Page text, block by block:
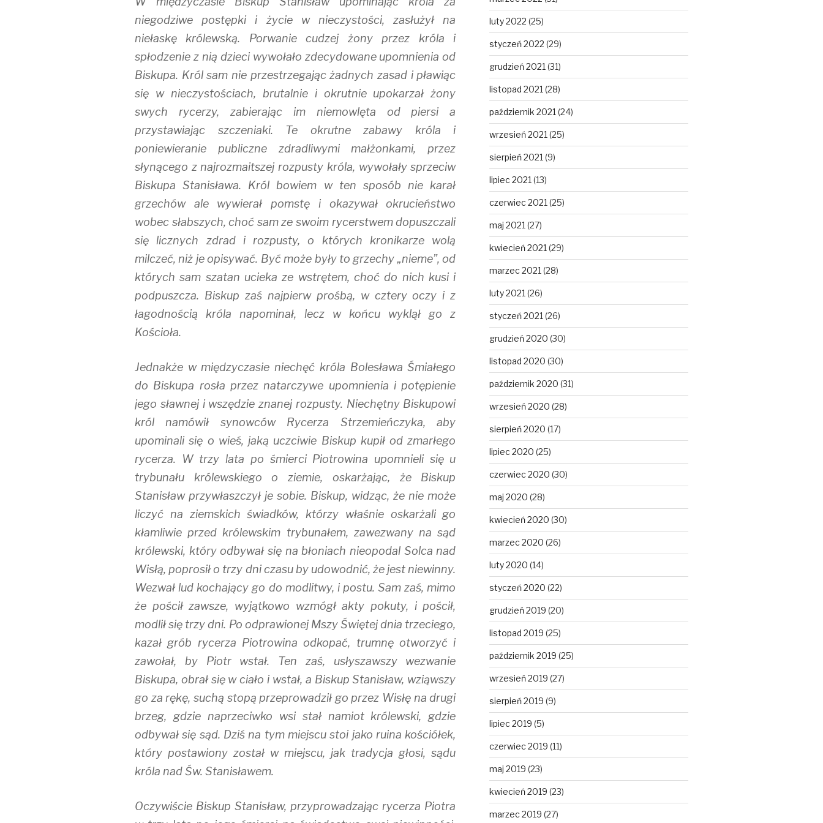
niegodziwe postępki i życie w nieczystości, zasłużył na
niełaskę królewską. Porwanie cudzej żony przez króla i
spłodzenie z nią dzieci wywołało zdecydowane upomnienia od
Biskupa. Król sam nie przestrzegając żadnych zasad i pławiąc
się w nieczystościach, brutalnie i okrutnie upokarzał żony
swych rycerzy, zabierając im niemowlęta od piersi a
przystawiając szczeniaki. Te okrutne zabawy króla i
poniewieranie publiczne zdradliwymi małżonkami, przez
słynącego z najrozmaitszej rozpusty króla, wywołały sprzeciw
Biskupa Stanisława. Król bowiem w ten sposób nie karał
grzechów ale wywierał pomstę i okazywał okrucieństwo
wobec słabszych, choć sam ze swoim rycerstwem dopuszczali
się licznych zdrad i rozpusty, o których kronikarze wolą
milczeć, niż je opisywać. Być może były to grzechy „nieme”, od
których sam szatan ucieka ze wstrętem, choć do nich kusi i
podpuszcza. Biskup zaś najpierw prośbą, w cztery oczy i z
łagodnością króla napominał, lecz w końcu wyklął go z
Kościoła.
Jednakże w międzyczasie niechęć króla Bolesława Śmiałego
do Biskupa rosła przez natarczywe upomnienia i potępienie
jego sławnej i wszędzie znanej rozpusty. Niechętny Biskupowi
król namówił synowców Rycerza Strzemieńczyka, aby
upominali się o wieś, jaką uczciwie Biskup kupił od zmarłego
rycerza. W trzy lata po śmierci Piotrowina upomnieli się u
trybunału królewskiego o ziemie, oskarżając, że Biskup
Stanisław przywłaszczył je sobie. Biskup, widząc, że nie może
liczyć na ziemskich świadków, którzy właśnie oskarżali go
kłamliwie przed królewskim trybunałem, zawezwany na sąd
królewski, który odbywał się na błoniach nieopodal Solca nad
Wisłą, poprosił o trzy dni czasu by udowodnić, że jest niewinny.
Wezwał lud kochający go do modlitwy, i postu. Sam zaś, mimo
że pościł zawsze, wyjątkowo wzmógł akty pokuty, i pościł,
modlił się trzy dni. Po odprawionej Mszy Świętej dnia trzeciego,
kazał grób rycerza Piotrowina odkopać, trumnę otworzyć i
zawołał, by Piotr wstał. Ten zaś, usłyszawszy wezwanie
Biskupa, obrał się w ciało i wstał, a Biskup Stanisław, wziąwszy
go za rękę, suchą stopą przeprowadził go przez Wisłę na drugi
brzeg, gdzie naprzeciwko wsi stał namiot królewski, gdzie
odbywał się sąd. Dziś na tym miejscu stoi jako ruina kościółek,
który postawiony został w miejscu, jak tradycja głosi, sądu
króla nad Św. Stanisławem.
Oczywiście Biskup Stanisław, przyprowadzając rycerza Piotra
luty 2022 (25)
styczeń 2022 (29)
grudzień 2021 (31)
listopad 2021 (28)
październik 2021 (24)
wrzesień 2021 (25)
sierpień 2021 (9)
lipiec 2021 (13)
czerwiec 2021 (25)
maj 2021 (27)
kwiecień 2021 (29)
marzec 2021 (28)
luty 2021 (26)
styczeń 2021 (26)
grudzień 2020 (30)
listopad 2020 (30)
październik 2020 (31)
wrzesień 2020 (28)
sierpień 2020 (17)
lipiec 2020 (25)
czerwiec 2020 (30)
maj 2020 (28)
kwiecień 2020 (30)
marzec 2020 (26)
luty 2020 (14)
styczeń 2020 (22)
grudzień 2019 (20)
listopad 2019 (25)
październik 2019 (25)
wrzesień 2019 (27)
sierpień 2019 (9)
lipiec 2019 (5)
czerwiec 2019 (11)
maj 2019 (23)
kwiecień 2019 (23)
marzec 2019 (27)